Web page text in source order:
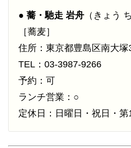
● 蕎・馳走 岩舟 （きょう
［蕎麦］
住所：東京都豊島区南大塚
TEL：03-3987-9266
予約：可
ランチ営業：○
定休日：日曜日・祝日・第